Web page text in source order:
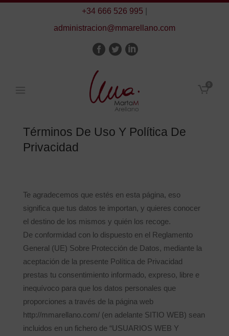
+34 666 526 995
administracion@mmarellano.com
0
Términos De Uso Y Política De
Privacidad
Te agradecemos que estés en esta página, eso
significa que tus datos te importan, y quieres conocer
el destino de los mismos y quién los recoge.
De conformidad con lo dispuesto en el Reglamento
General (UE) Sobre Protección de Datos, mediante la
aceptación de la presente Política de Privacidad
prestas tu consentimiento informado, expreso, libre e
inequívoco para que los datos personales que
proporciones a través de la página web
http://mmarellano.com/ (en adelante SITIO WEB) sean
incluidos en un fichero de “USUARIOS WEB Y